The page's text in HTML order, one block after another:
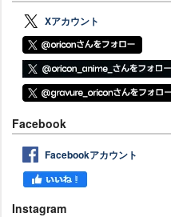
Xアカウント
Facebook
Facebookアカウント
Instagram